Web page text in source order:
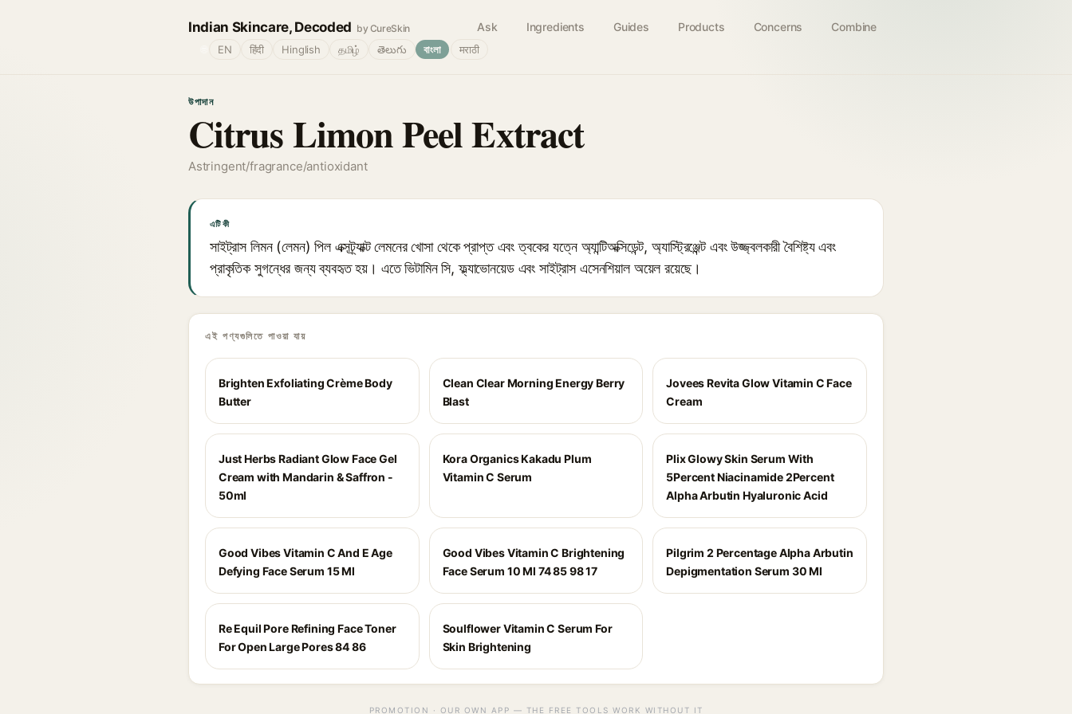
Indian Skincare, Decoded by CureSkin Ask Ingredients Guides Products Concerns Combine
EN हिंदी Hinglish தமிழ் తెలుగు বাংলা मराठी
উপাদান
Citrus Limon Peel Extract
Astringent/fragrance/antioxidant
এটি কী
সাইট্রাস লিমন (লেমন) পিল এক্সট্র্যাক্ট লেমনের খোসা থেকে প্রাপ্ত এবং ত্বকের যত্নে অ্যান্টিঅক্সিডেন্ট, অ্যাস্ট্রিঞ্জেন্ট এবং উজ্জ্বলকারী বৈশিষ্ট্য এবং
প্রাকৃতিক সুগন্ধের জন্য ব্যবহৃত হয়। এতে ভিটামিন সি, ফ্ল্যাভোনয়েড এবং সাইট্রাস এসেনশিয়াল অয়েল রয়েছে।
এই পণ্যগুলিতে পাওয়া যায়
Brighten Exfoliating Crème Body
Butter
Clean Clear Morning Energy Berry
Blast
Jovees Revita Glow Vitamin C Face
Cream
Just Herbs Radiant Glow Face Gel
Cream with Mandarin & Saffron -
50ml
Kora Organics Kakadu Plum
Vitamin C Serum
Plix Glowy Skin Serum With
5Percent Niacinamide 2Percent
Alpha Arbutin Hyaluronic Acid
Good Vibes Vitamin C And E Age
Defying Face Serum 15 Ml
Good Vibes Vitamin C Brightening
Face Serum 10 Ml 74 85 98 17
Pilgrim 2 Percentage Alpha Arbutin
Depigmentation Serum 30 Ml
Re Equil Pore Refining Face Toner
For Open Large Pores 84 86
Soulflower Vitamin C Serum For
Skin Brightening
PROMOTION · OUR OWN APP — THE FREE TOOLS WORK WITHOUT IT